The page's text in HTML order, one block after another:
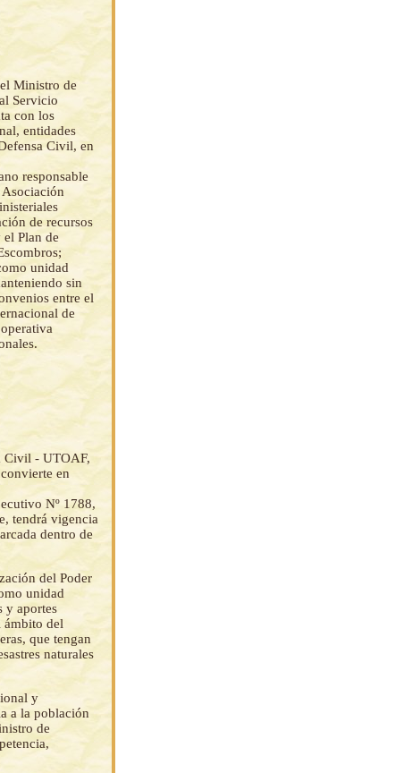
Ministro de
Servicio
con los
entidades
Civil, en
responsable
de recursos
Plan de
unidad
sin
entre el
de
Civil - UTOAF,
en
Nº 1788,
tendrá vigencia
dentro de
del Poder
unidad
y aportes
ámbito del
que tengan
naturales
y
a la población
de